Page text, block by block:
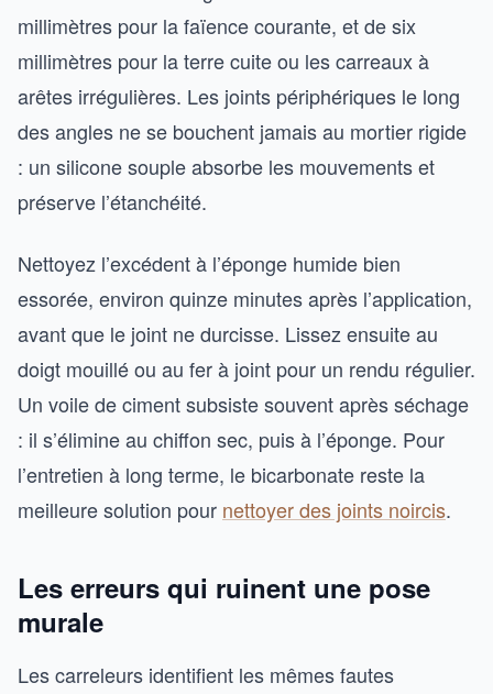
millimètres pour la faïence courante, et de six
millimètres pour la terre cuite ou les carreaux à
arêtes irrégulières. Les joints périphériques le long
des angles ne se bouchent jamais au mortier rigide
: un silicone souple absorbe les mouvements et
préserve l’étanchéité.
Nettoyez l’excédent à l’éponge humide bien
essorée, environ quinze minutes après l’application,
avant que le joint ne durcisse. Lissez ensuite au
doigt mouillé ou au fer à joint pour un rendu régulier.
Un voile de ciment subsiste souvent après séchage
: il s’élimine au chiffon sec, puis à l’éponge. Pour
l’entretien à long terme, le bicarbonate reste la
meilleure solution pour nettoyer des joints noircis.
Les erreurs qui ruinent une pose
murale
Les carreleurs identifient les mêmes fautes